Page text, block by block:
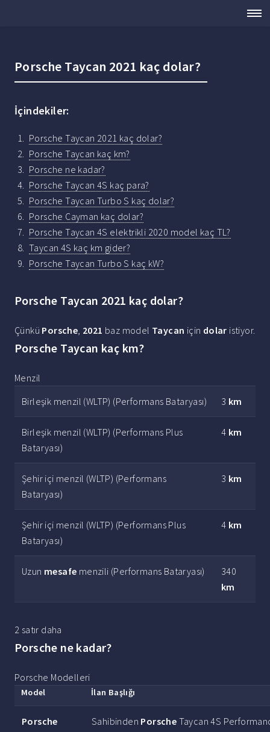
Porsche Taycan 2021 kaç dolar?
İçindekiler:
Porsche Taycan 2021 kaç dolar?
Porsche Taycan kaç km?
Porsche ne kadar?
Porsche Taycan 4S kaç para?
Porsche Taycan Turbo S kaç dolar?
Porsche Cayman kaç dolar?
Porsche Taycan 4S elektrikli 2020 model kaç TL?
Taycan 4S kaç km gider?
Porsche Taycan Turbo S kaç kW?
Porsche Taycan 2021 kaç dolar?
Çünkü Porsche, 2021 baz model Taycan için dolar istiyor.
Porsche Taycan kaç km?
Menzil
Birleşik menzil (WLTP) (Performans Bataryası)
3 km
Birleşik menzil (WLTP) (Performans Plus
Bataryası)
4 km
Şehir içi menzil (WLTP) (Performans
Bataryası)
3 km
Şehir içi menzil (WLTP) (Performans Plus
Bataryası)
4 km
Uzun mesafe menzili (Performans Bataryası)
340
km
2 satır daha
Porsche ne kadar?
Porsche Modelleri
Model İlan Başlığı
Porsche
Sahibinden Porsche Taycan 4S